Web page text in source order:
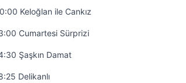
Keloğlan ile Cankız
Cumartesi Sürprizi
Şaşkın Damat
Delikanlı